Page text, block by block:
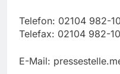
Telefon: 02104 982-
Telefax: 02104 982-
E-Mail: